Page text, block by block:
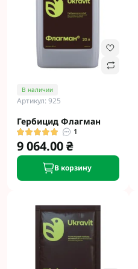
В наличии
Артикул: 925
Гербицид Флагман
1
9 064.00 ₴
В корзину